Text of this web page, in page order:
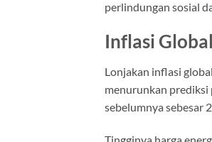
perlindungan sosial
Inflasi
Lonjakan inflasi
menurunkan
sebelumnya sebesar